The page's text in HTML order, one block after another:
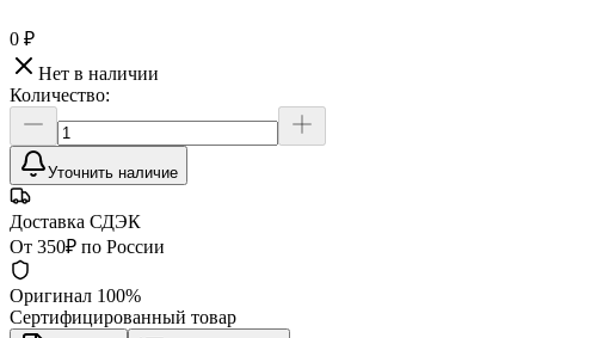
0 ₽
Нет в наличии
Количество:
Уточнить наличие
Доставка СДЭК
От 350₽ по России
Оригинал 100%
Сертифицированный товар